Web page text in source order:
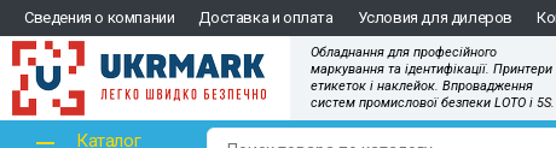
Сведения о компании Доставка и оплата Условия для дилеров
Обладнання для професійного
маркування та ідентифікації. Принтери
етикеток і наклейок. Впровадження
систем промислової безпеки LOTO і 5S.
Каталог